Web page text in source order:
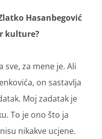
Hasanbegović
kulture?
sve, za mene je. Ali
on sastavlja
Moj zadatak je
To je ono što ja
nikakve ucjene.